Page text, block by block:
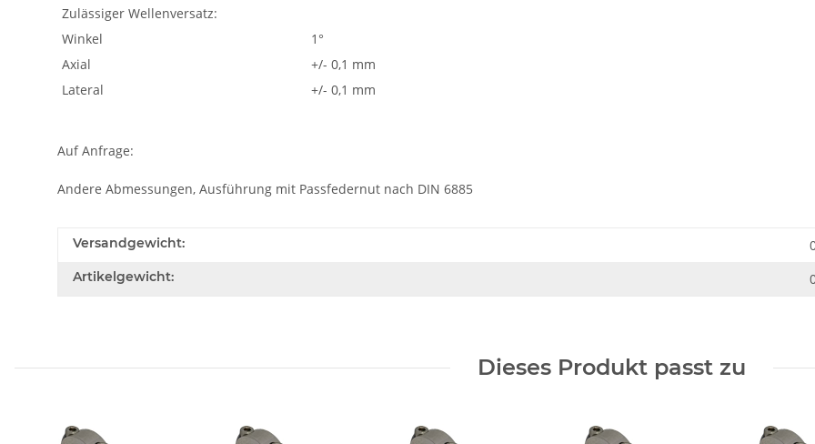
Zulässiger Wellenversatz:
Winkel
1°
Axial
+/- 0,1 mm
Lateral
+/- 0,1 mm
Auf Anfrage:
Andere Abmessungen, Ausführung mit Passfedernut nach DIN 6885
Versandgewicht:
Artikelgewicht:
Dieses Produkt passt zu